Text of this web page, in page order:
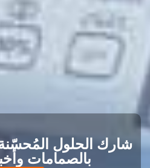
شارك الحلول المُحسّنة
بالصمامات